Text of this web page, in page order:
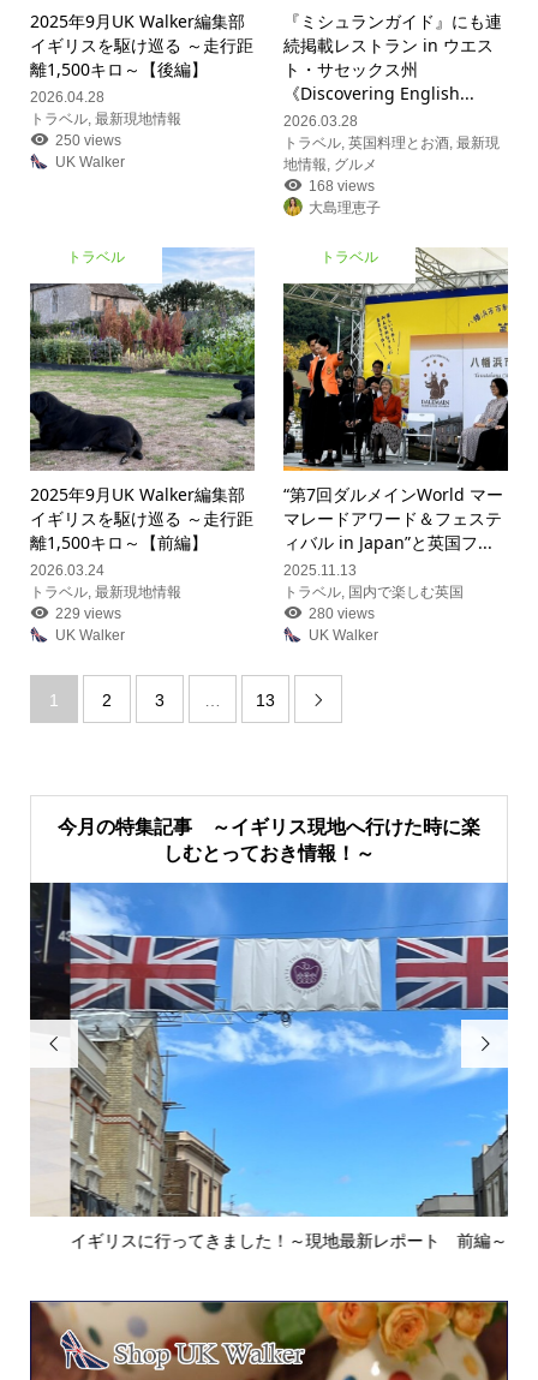
2025年9月UK Walker編集部
イギリスを駆け巡る ～走行距
離1,500キロ～【後編】
2026.04.28
トラベル, 最新現地情報
250 views
UK Walker
『ミシュランガイド』にも連
続掲載レストラン in ウエス
ト・サセックス州
《Discovering English...
2026.03.28
トラベル ,英国料理とお酒 ,最新現
地情報 グルメ
168 views
大島理恵子
トラベル
2025年9月UK Walker編集部
イギリスを駆け巡る ～走行距
離1,500キロ～【前編】
2026.03.24
トラベル, 最新現地情報
229 views
UK Walker
トラベル
“第7回ダルメインWorld マー
マレードアワード＆フェステ
ィバル in Japan”と英国フ...
2025.11.13
トラベル, 国内で楽しむ英国
280 views
UK Walker
1 2 3 … 13 
今月の特集記事 ～イギリス現地へ行けた時に楽
しむとっておき情報！～

イギリスに行ってきました！～現地最新レポート 前編～
